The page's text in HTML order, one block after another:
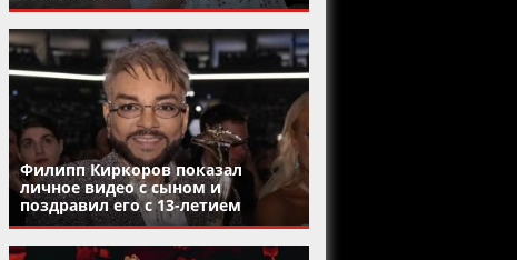
Филипп Киркоров показал
личное видео с сыном и
поздравил его с 13-летием